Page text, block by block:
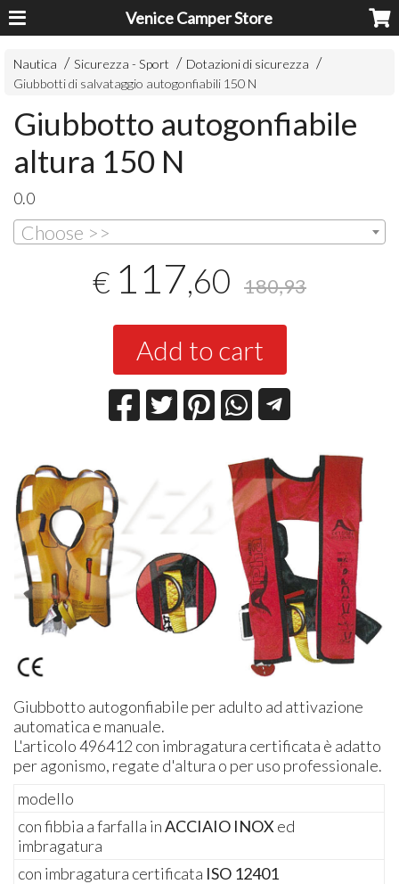
Venice Camper Store
Nautica Sicurezza - Sport
Dotazioni di sicurezza
Giubbotti di salvataggio autogonfiabili 150 N
Giubbotto autogonfiabile
altura 150 N
0.0
Choose >>
€ 117,60 180,93
Add to cart
Giubbotto autogonfiabile per adulto ad attivazione
automatica e manuale.
L'articolo 496412 con imbragatura certificata è adatto
per agonismo, regate d'altura o per uso professionale.
modello
con fibbia a farfalla inACCIAIO INOX ed
imbragatura
con imbragatura certificata ISO 12401